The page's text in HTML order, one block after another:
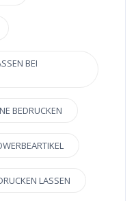
BEI
BEDRUCKEN
LASSEN